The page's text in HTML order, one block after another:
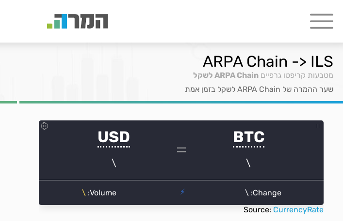
ARPA Chain -> ILS
מטבעות קריפטו גרפיים ARPA Chain לשקל
שער ההמרה של ARPA Chain לשקל בזמן אמת
Source: CurrencyRate